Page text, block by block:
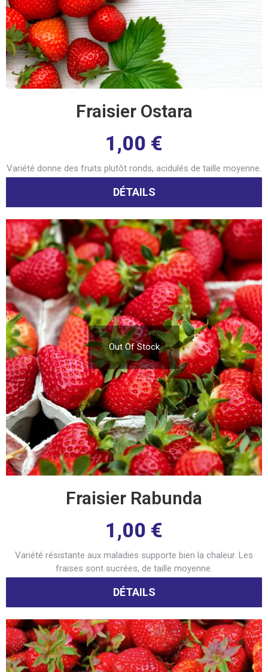
Fraisier Ostara
1,00 €
Variété donne des fruits plutôt ronds, acidulés de taille moyenne.
DÉTAILS
Out Of Stock
Fraisier Rabunda
1,00 €
Variété résistante aux maladies supporte bien la chaleur. Les
fraises sont sucrées, de taille moyenne.
DÉTAILS